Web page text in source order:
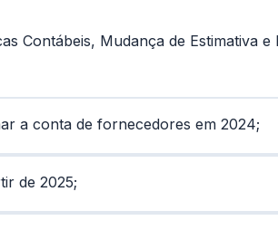
Contábeis, Mudança de Estimativa
a conta de fornecedores em 2024;
de 2025;